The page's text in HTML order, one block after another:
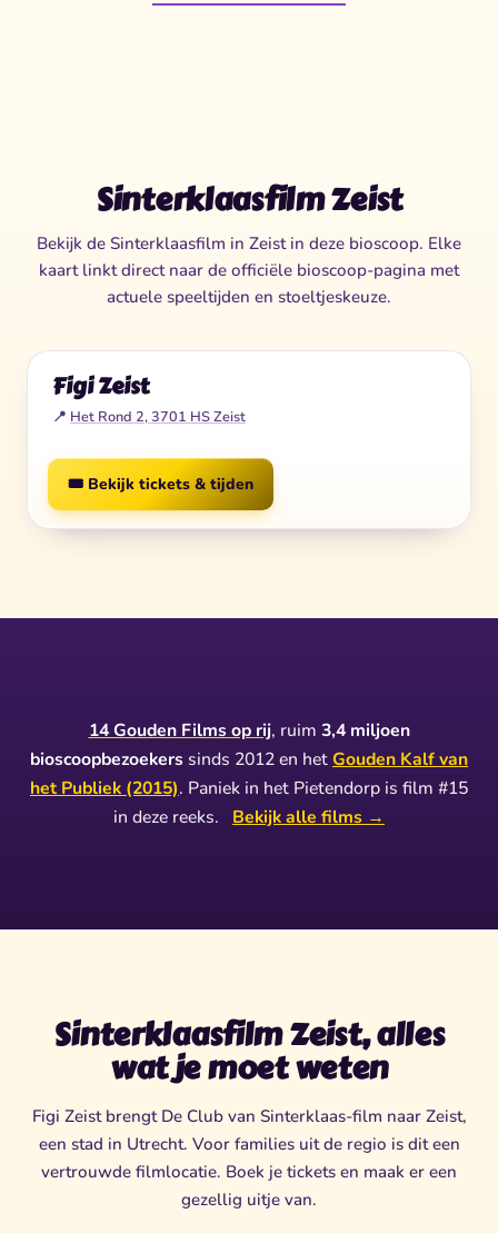
Sinterklaasfilm Zeist
Bekijk de Sinterklaasfilm in Zeist in deze bioscoop. Elke
kaart linkt direct naar de officiële bioscoop-pagina met
actuele speeltijden en stoeltjeskeuze.
Figi Zeist
📍 Het Rond 2, 3701 HS Zeist
🎟️ Bekijk tickets & tijden
14 Gouden Films op rij, ruim 3,4 miljoen
bioscoopbezoekers sinds 2012 en hetGouden Kalf van
het Publiek (2015). Paniek in het Pietendorp is film #15
in deze reeks.
Bekijk alle films →
Sinterklaasfilm Zeist, alles
wat je moet weten
Figi Zeist brengt De Club van Sinterklaas-film naar Zeist,
een stad in Utrecht. Voor families uit de regio is dit een
vertrouwde filmlocatie. Boek je tickets en maak er een
gezellig uitje van.